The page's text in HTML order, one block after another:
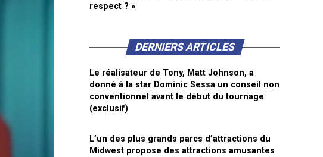
respect ? »
DERNIERS ARTICLES
Le réalisateur de Tony, Matt Johnson, a
donné à la star Dominic Sessa un conseil non
conventionnel avant le début du tournage
(exclusif)
L’un des plus grands parcs d’attractions du
Midwest propose des attractions amusantes